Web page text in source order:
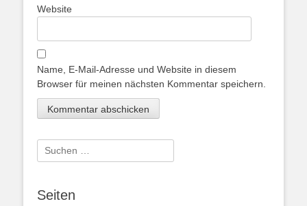
Website
Name, E-Mail-Adresse und Website in diesem
Browser für meinen nächsten Kommentar speichern.
Suche
nach:
Seiten